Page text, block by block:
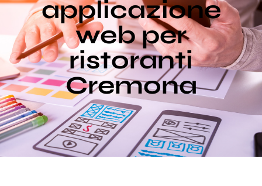
Portfolio
Blog
Supporto
applicazione
web per
ristoranti
Cremona